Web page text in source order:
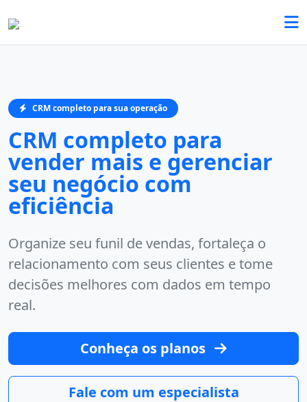
CRM completo para sua operação
CRM completo para
vender mais e gerenciar
seu negócio com
eficiência
Organize seu funil de vendas, fortaleça o
relacionamento com seus clientes e tome
decisões melhores com dados em tempo
real.
Conheça os planos
Fale com um especialista